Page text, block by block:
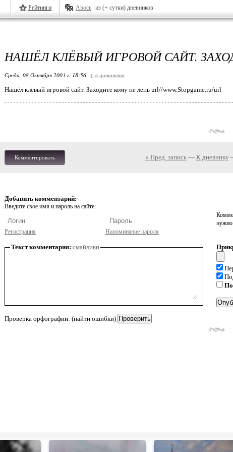
Рейтинги Авось из (+ сутки) дневников
НАШЁЛ КЛЁВЫЙ ИГРОВОЙ САЙТ.
Среда, 08 Октября 2003 г. 18:56 + в цитатник
Нашёл клёвый игровой сайт. Заходите кому не лень url//www.Stopgame.ru/url
Комментировать « Пред. запись— К дневнику
Добавить комментарий:
Введите свое имя и пароль на сайте:
Регистрация Напоминание пароля
нужно
Текст комментария: смайлики
Проверка орфографии: (найти ошибки)